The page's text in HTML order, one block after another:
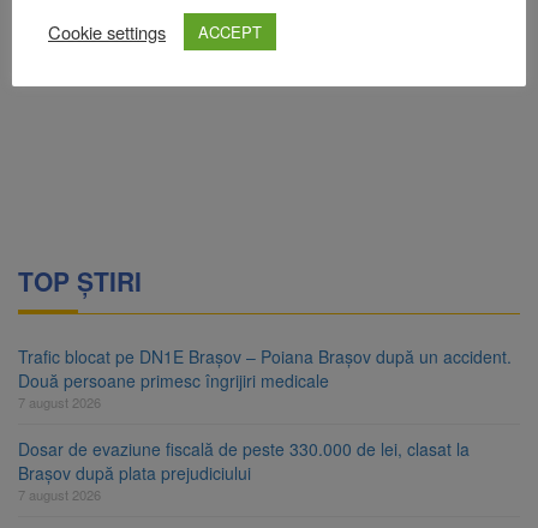
TOP ȘTIRI
Trafic blocat pe DN1E Brașov – Poiana Brașov după un accident.
Două persoane primesc îngrijiri medicale
7 august 2026
Dosar de evaziune fiscală de peste 330.000 de lei, clasat la
Brașov după plata prejudiciului
7 august 2026
Cookie settings
ACCEPT